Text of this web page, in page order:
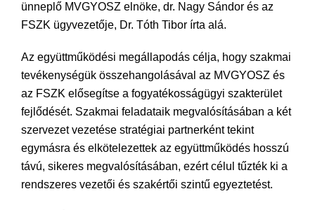
ünneplő MVGYOSZ elnöke, dr. Nagy Sándor és az
FSZK ügyvezetője, Dr. Tóth Tibor írta alá.
Az együttműködési megállapodás célja, hogy szakmai
tevékenységük összehangolásával az MVGYOSZ és
az FSZK elősegítse a fogyatékosságügyi szakterület
fejlődését. Szakmai feladataik megvalósításában a két
szervezet vezetése stratégiai partnerként tekint
egymásra és elkötelezettek az együttműködés hosszú
távú, sikeres megvalósításában, ezért célul tűzték ki a
rendszeres vezetői és szakértői szintű egyeztetést.